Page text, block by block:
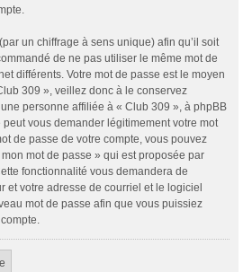
un chiffrage à sens unique) afin qu’il soit
de ne pas utiliser le même mot de
différents. Votre mot de passe est le moyen
309 », veillez donc à le conservez
personne affiliée à « Club 309 », à phpBB
vous demander légitimement votre mot
de passe de votre compte, vous pouvez
mot de passe » qui est proposée par
fonctionnalité vous demandera de
et votre adresse de courriel et le logiciel
mot de passe afin que vous puissiez